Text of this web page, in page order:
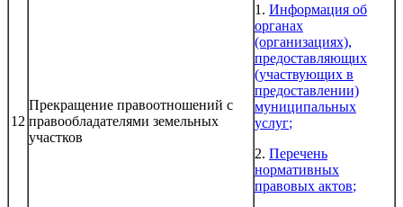
12
Прекращение правоотношений с
правообладателями земельных
участков
1. Информация об
органах
(организациях),
предоставляющих
(участвующих в
предоставлении)
муниципальных
услуг;
2. Перечень
нормативных
правовых актов;